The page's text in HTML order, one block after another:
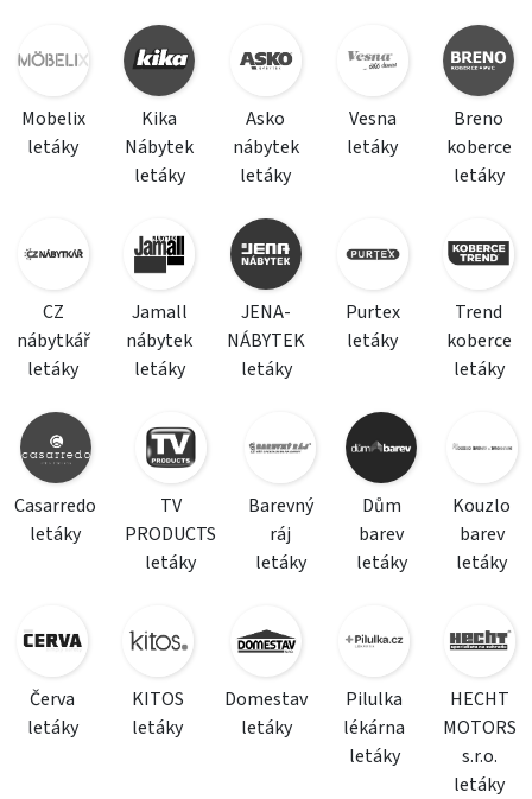
Mobelix
letáky
Kika
Nábytek
letáky
Asko
nábytek
letáky
Vesna
letáky
Breno
koberce
letáky
CZ
nábytkář
letáky
Jamall
nábytek
letáky
JENA-
NÁBYTEK
letáky
Purtex
letáky
Trend
koberce
letáky
Casarredo
letáky
TV
PRODUCTS
letáky
Barevný
ráj
letáky
Dům
barev
letáky
Kouzlo
barev
letáky
Červa
letáky
KITOS
letáky
Domestav
letáky
Pilulka
lékárna
letáky
HECHT
MOTORS
s.r.o.
letáky